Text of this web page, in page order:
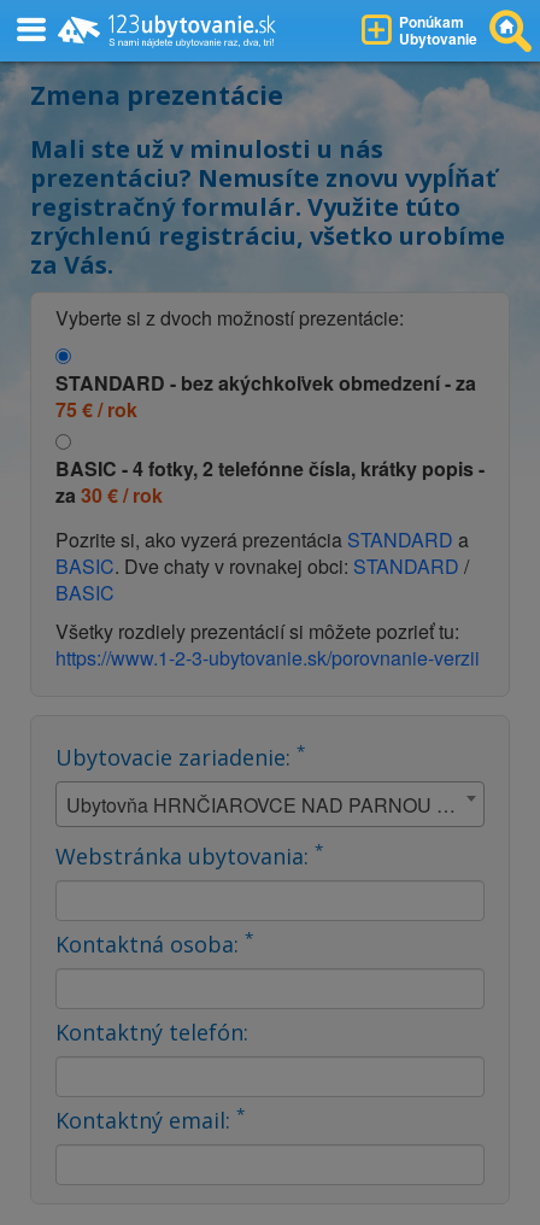
Ponúkam
Ubytovanie
Zmena prezentácie
Mali ste už v minulosti u nás
prezentáciu? Nemusíte znovu vypĺňať
registračný formulár. Využite túto
zrýchlenú registráciu, všetko urobíme
za Vás.
Vyberte si z dvoch možností prezentácie:
STANDARD - bez akýchkoľvek obmedzení - za
75 € / rok
BASIC - 4 fotky, 2 telefónne čísla, krátky popis -
za 30 € / rok
Pozrite si, ako vyzerá prezentácia STANDARD a
BASIC. Dve chaty v rovnakej obci: STANDARD /
BASIC
Všetky rozdiely prezentácií si môžete pozrieť tu:
https://www.1-2-3-ubytovanie.sk/porovnanie-verzii
Ubytovacie zariadenie: *
Ubytovňa HRNČIAROVCE NAD PARNOU - Trnavsko - Hrnčiarovce nad Parnou
Webstránka ubytovania: *
Kontaktná osoba: *
Kontaktný telefón:
Kontaktný email: *